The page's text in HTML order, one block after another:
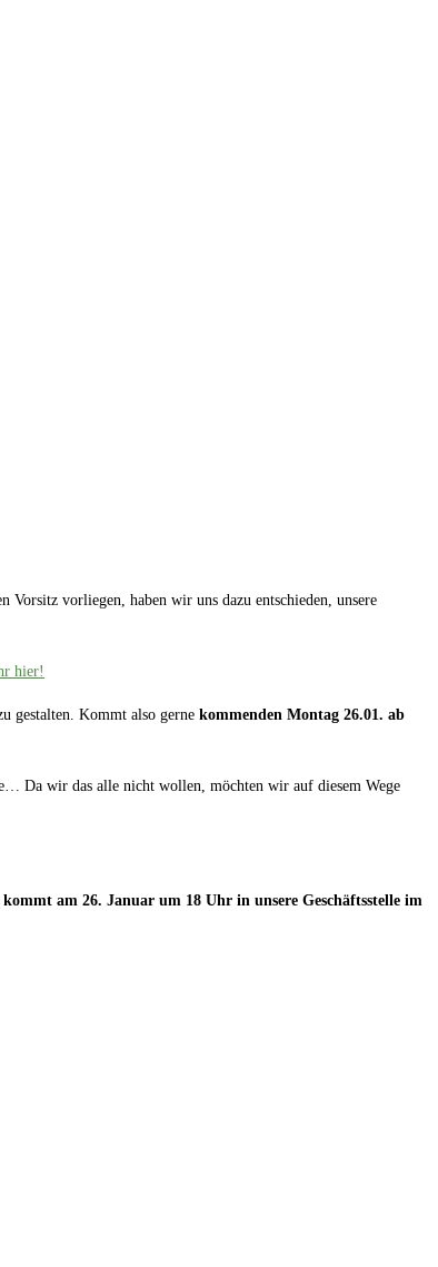
vorliegen, haben wir uns dazu entschieden, unsere
hier!
gestalten. Kommt also gerne kommenden Montag 26.01. ab
Da wir das alle nicht wollen, möchten wir auf diesem Wege
am 26. Januar um 18 Uhr in unsere Geschäftsstelle im